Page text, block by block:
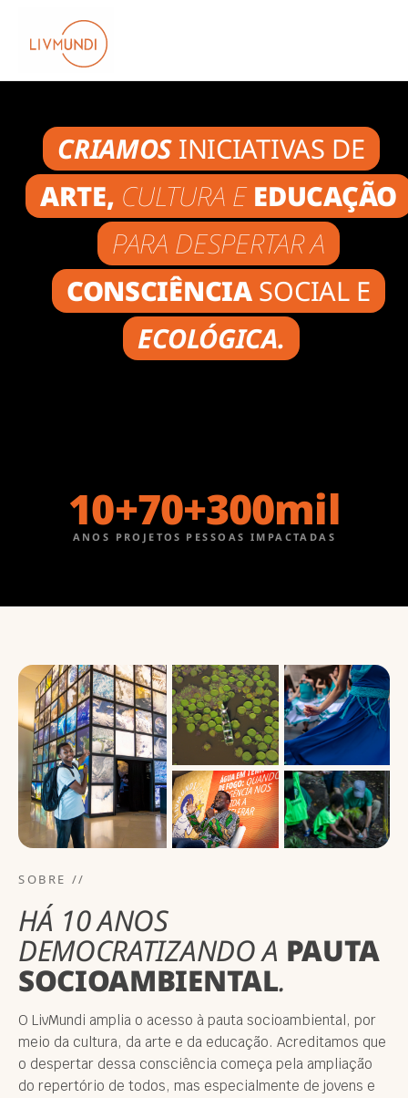
SOBRE
AUDIOVISUAL
FESTIVAL
JORNADA
CRIAMOS INICIATIVAS DE
ARTE, CULTURA E EDUCAÇÃO
PARA DESPERTAR A
CONSCIÊNCIA SOCIAL E
ECOLÓGICA.
10
ANOS
+70
PROJETOS
+300mil
PESSOAS IMPACTADAS
SOBRE //
HÁ 10 ANOS
DEMOCRATIZANDO A PAUTA
SOCIOAMBIENTAL.
O LivMundi amplia o acesso à pauta socioambiental, por
meio da cultura, da arte e da educação. Acreditamos que
o despertar dessa consciência começa pela ampliação
do repertório de todos, mas especialmente de jovens e